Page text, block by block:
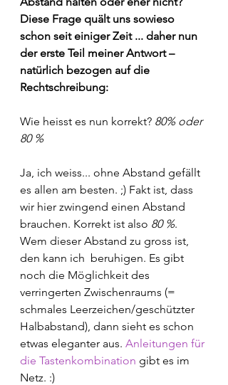
Diese Frage quält uns sowieso
schon seit einiger Zeit ... daher nun
der erste Teil meiner Antwort –
natürlich bezogen auf die
Rechtschreibung:
Wie heisst es nun korrekt? 80% oder
80 %
Ja, ich weiss... ohne Abstand gefällt
es allen am besten. ;) Fakt ist, dass
wir hier zwingend einen Abstand
brauchen. Korrekt ist also 80 %.
Wem dieser Abstand zu gross ist,
den kann ich  beruhigen. Es gibt
noch die Möglichkeit des
verringerten Zwischenraums (=
schmales Leerzeichen/geschützter
Halbabstand), dann sieht es schon
etwas eleganter aus. Anleitungen für
die Tastenkombination gibt es im
Netz. :)